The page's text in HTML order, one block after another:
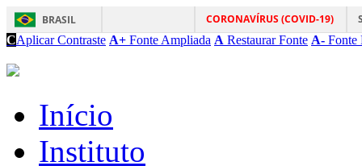
BRASIL CORONAVÍRUS (COVID-19)
CAplicar Contraste A+ Fonte Ampliada A Restaurar Fonte A- Fonte
Início
Instituto